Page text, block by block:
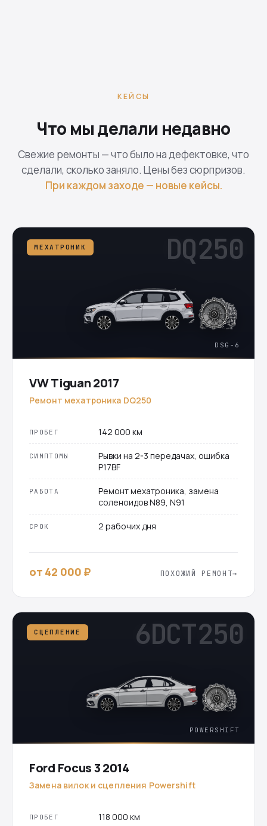
КЕЙСЫ
Что мы делали недавно
Свежие ремонты — что было на дефектовке, что
сделали, сколько заняло. Цены без сюрпризов.
При каждом заходе — новые кейсы.
МЕХАТРОНИК DQ250
DSG-6
VW Tiguan 2017
Ремонт мехатроника DQ250
ПРОБЕГ 142 000 км
СИМПТОМЫ
Рывки на 2-3 передачах, ошибка
P17BF
РАБОТА
Ремонт мехатроника, замена
соленоидов N89, N91
СРОК 2 рабочих дня
от 42 000 ₽ ПОХОЖИЙ РЕМОНТ
СЦЕПЛЕНИЕ 6DCT250
POWERSHIFT
Ford Focus 3 2014
Замена вилок и сцепления Powershift
ПРОБЕГ 118 000 км